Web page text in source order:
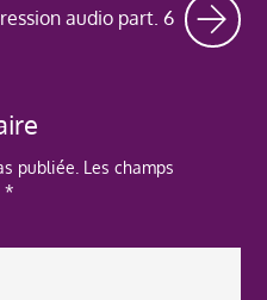
audio part. 6
publiée. Les champs
*